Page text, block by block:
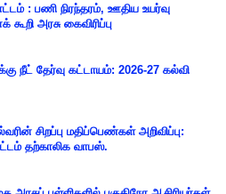
: பணி நிரந்தரம், ஊதிய உயர்வு
அரசு கைவிரிப்பு
நீட் தேர்வு கட்டாயம்: 2026-27 கல்வி
சிறப்பு மதிப்பெண்கள் அறிவிப்பு:
தற்காலிக வாபஸ்.